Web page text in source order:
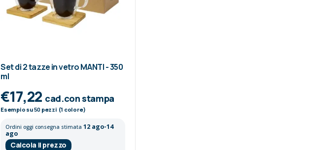
Set di 2 tazze in vetro MANTI - 350
ml
€17,22 cad.con stampa
Esempio su50 pezzi (1 colore)
Ordini oggi consegna stimata 12 ago-14
ago
Calcola il prezzo